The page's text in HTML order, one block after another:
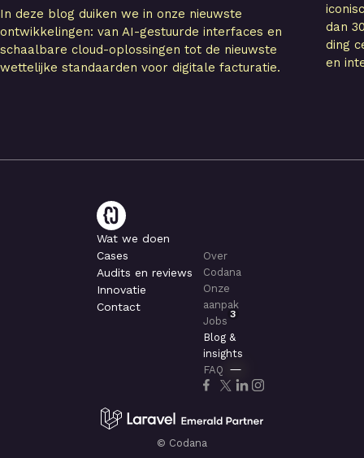
In deze blog duiken we in onze nieuwste
ontwikkelingen: van AI-gestuurde interfaces en
schaalbare cloud-oplossingen tot de nieuwste
wettelijke standaarden voor digitale facturatie.
dan
ding
en
Wat we doen
Cases
Audits en reviews
Innovatie
Contact
Over
Codana
Onze
aanpak
Jobs
3
Blog &
insights
FAQ
© Codana